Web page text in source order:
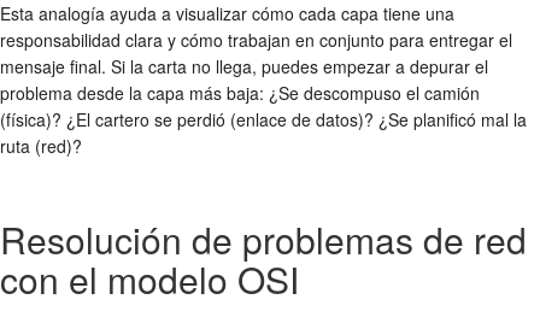
Esta analogía ayuda a visualizar cómo cada capa tiene una
responsabilidad clara y cómo trabajan en conjunto para entregar el
mensaje final. Si la carta no llega, puedes empezar a depurar el
problema desde la capa más baja: ¿Se descompuso el camión
(física)? ¿El cartero se perdió (enlace de datos)? ¿Se planificó mal la
ruta (red)?
Resolución de problemas de red
con el modelo OSI